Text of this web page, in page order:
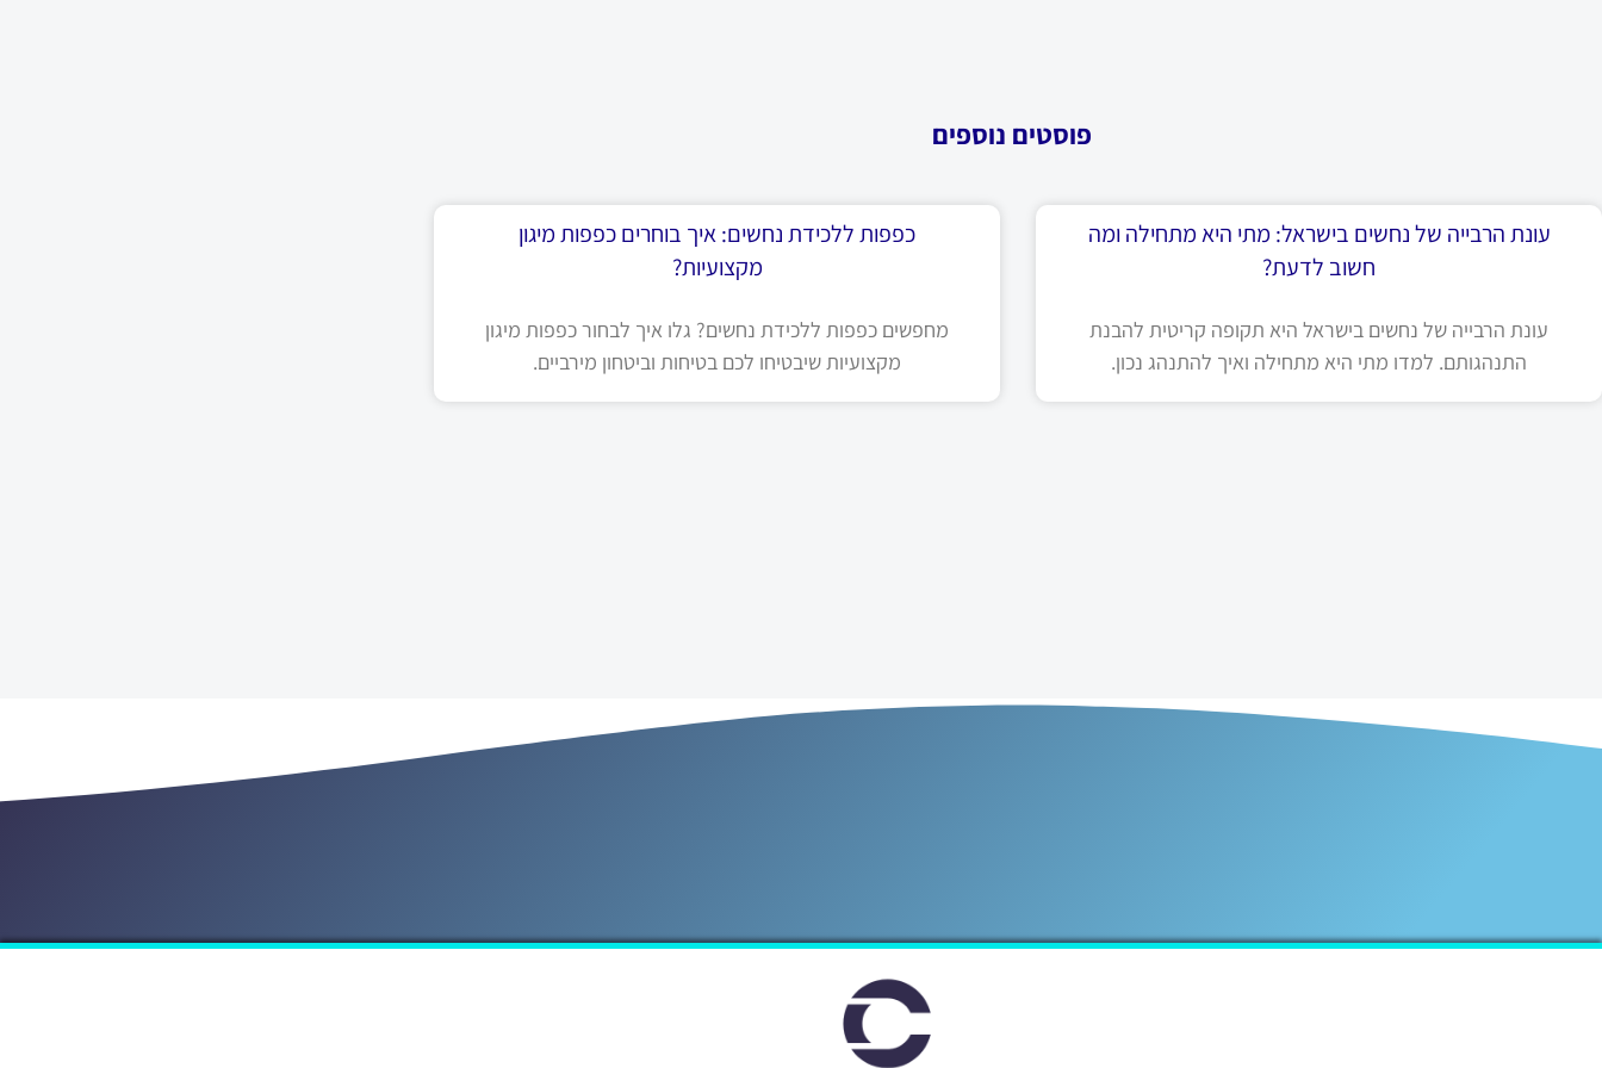
פוסטים נוספים
עונת הרבייה של נחשים בישראל: מתי היא מתחילה ומה
חשוב לדעת?
עונת הרבייה של נחשים בישראל היא תקופה קריטית להבנת
התנהגותם. למדו מתי היא מתחילה ואיך להתנהג נכון.
כפפות ללכידת נחשים: איך בוחרים כפפות מיגון
מקצועיות?
מחפשים כפפות ללכידת נחשים? גלו איך לבחור כפפות מיגון
מקצועיות שיבטיחו לכם בטיחות וביטחון מירביים.